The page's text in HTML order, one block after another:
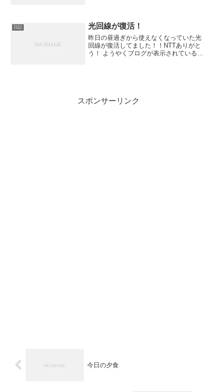
です。そこで、これからは...
日記 光回線が復活！
昨日の昼過ぎから使えなくなっていた光
回線が復活してました！！NTTありがと
う！ ようやくブログが表示されているこ
スポンサーリンク
今日の夕食